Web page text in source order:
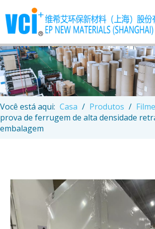
Você está aqui: Casa / Produtos /
prova de ferrugem de alta densidade
embalagem